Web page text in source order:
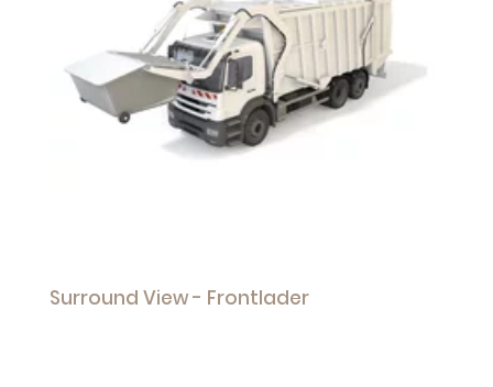
Surround View - Frontlader